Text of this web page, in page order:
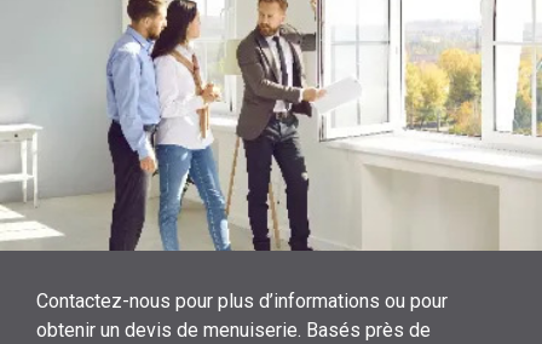
Contactez-nous pour plus d’informations ou pour
obtenir un devis de menuiserie. Basés près de